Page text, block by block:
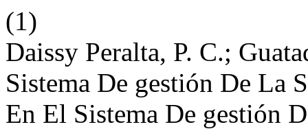
(1)
Daissy Peralta, P. C.;
Sistema De gestión De La
En El Sistema De gestión